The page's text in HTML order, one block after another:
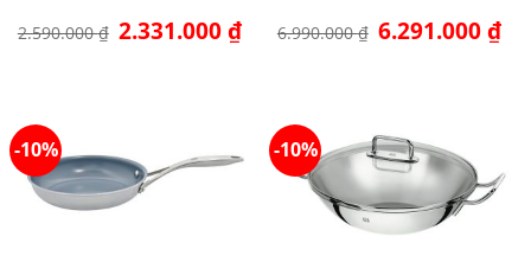
2.590.000₫ Giá
gốc
2.331.000₫Giá
hiện 6.990.000₫ Giá
gốc
6.291.000₫Giá
-10% -10%